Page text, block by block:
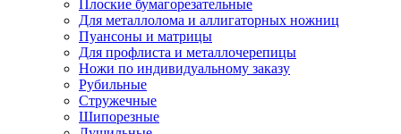
Плоские бумагорезательные
Для металлолома и аллигаторных ножниц
Пуансоны и матрицы
Для профлиста и металлочерепицы
Ножи по индивидуальному заказу
Рубильные
Стружечные
Шипорезные